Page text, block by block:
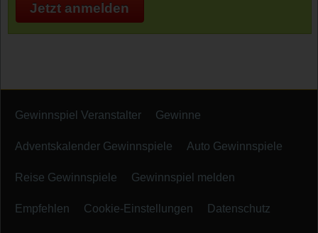
Jetzt anmelden
Gewinnspiel Veranstalter Gewinne
Adventskalender Gewinnspiele Auto Gewinnspiele
Reise Gewinnspiele Gewinnspiel melden
Empfehlen Cookie-Einstellungen Datenschutz